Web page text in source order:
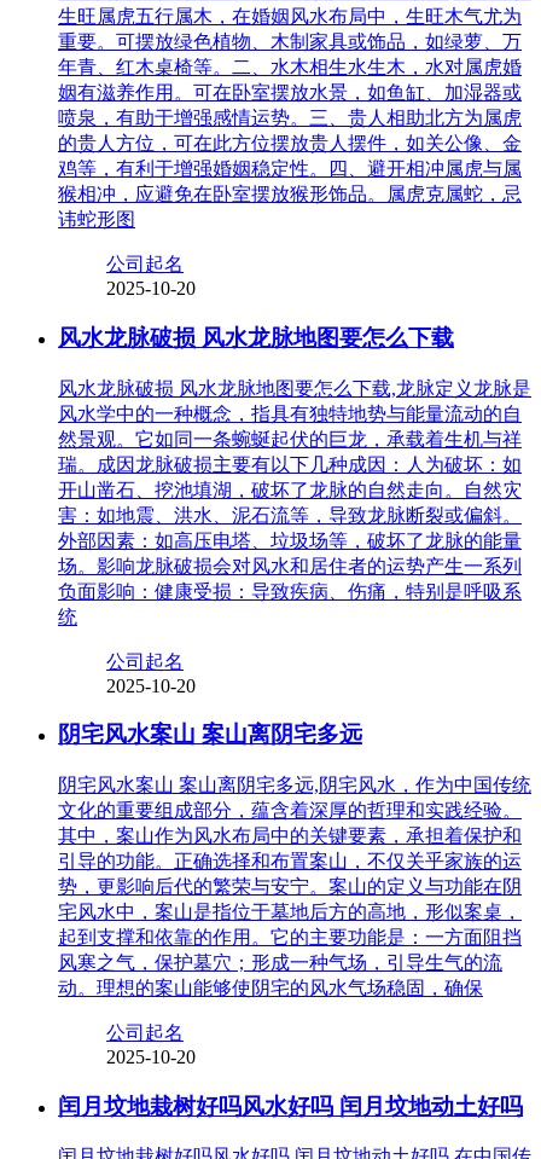
生旺属虎五行属木，在婚姻风水布局中，生旺木气尤为
重要。可摆放绿色植物、木制家具或饰品，如绿萝、万
年青、红木桌椅等。二、水木相生水生木，水对属虎婚
姻有滋养作用。可在卧室摆放水景，如鱼缸、加湿器或
喷泉，有助于增强感情运势。三、贵人相助北方为属虎
的贵人方位，可在此方位摆放贵人摆件，如关公像、金
鸡等，有利于增强婚姻稳定性。四、避开相冲属虎与属
猴相冲，应避免在卧室摆放猴形饰品。属虎克属蛇，忌
讳蛇形图
公司起名
2025-10-20
风水龙脉破损 风水龙脉地图要怎么下载
风水龙脉破损 风水龙脉地图要怎么下载,龙脉定义龙脉是
风水学中的一种概念，指具有独特地势与能量流动的自
然景观。它如同一条蜿蜒起伏的巨龙，承载着生机与祥
瑞。成因龙脉破损主要有以下几种成因：人为破坏：如
开山凿石、挖池填湖，破坏了龙脉的自然走向。自然灾
害：如地震、洪水、泥石流等，导致龙脉断裂或偏斜。
外部因素：如高压电塔、垃圾场等，破坏了龙脉的能量
场。影响龙脉破损会对风水和居住者的运势产生一系列
负面影响：健康受损：导致疾病、伤痛，特别是呼吸系
统
公司起名
2025-10-20
阴宅风水案山 案山离阴宅多远
阴宅风水案山 案山离阴宅多远,阴宅风水，作为中国传统
文化的重要组成部分，蕴含着深厚的哲理和实践经验。
其中，案山作为风水布局中的关键要素，承担着保护和
引导的功能。正确选择和布置案山，不仅关乎家族的运
势，更影响后代的繁荣与安宁。案山的定义与功能在阴
宅风水中，案山是指位于墓地后方的高地，形似案桌，
起到支撑和依靠的作用。它的主要功能是：一方面阻挡
风寒之气，保护墓穴；形成一种气场，引导生气的流
动。理想的案山能够使阴宅的风水气场稳固，确保
公司起名
2025-10-20
闰月坟地栽树好吗风水好吗 闰月坟地动土好吗